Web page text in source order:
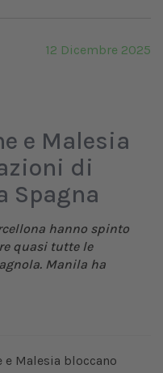
12 Dicembre 2025
e Malesia
di
Spagna
hanno spinto
quasi tutte le
Manila ha